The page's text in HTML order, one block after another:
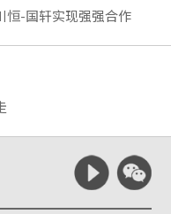
-国轩实现强强合作